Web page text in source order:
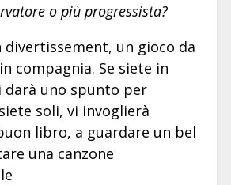
o più progressista?
un gioco da
compagnia. Se siete in
darà uno spunto per
soli, vi invoglierà
libro, a guardare un bel
una canzone